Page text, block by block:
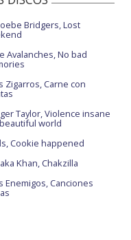
Bridgers, Lost
Avalanches, No bad
Zigarros, Carne con
Taylor, Violence insane
world
Cookie happened
Khan, Chakzilla
Enemigos, Canciones